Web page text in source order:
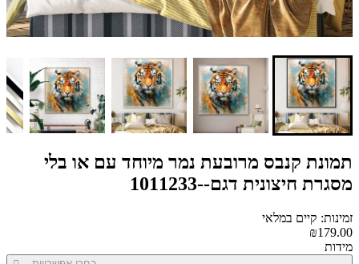
תמונת קנבס מרובעת נמר מיוחד עם או בלי
מסגרת חיצונית דגם--1011233
זמינות: קיים במלאי
₪179.00
מידות